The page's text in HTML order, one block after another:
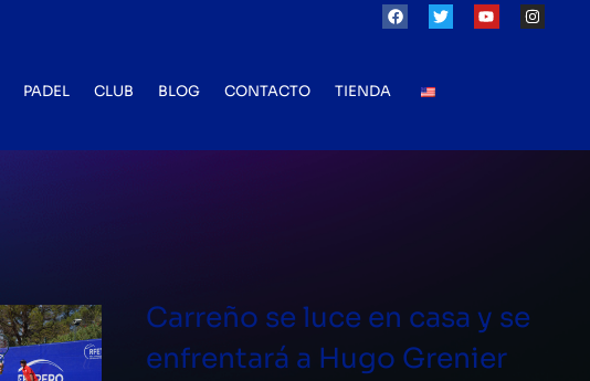
PADEL CLUB BLOG CONTACTO TIENDA
Carreño se luce en casa y se
enfrentará a Hugo Grenier